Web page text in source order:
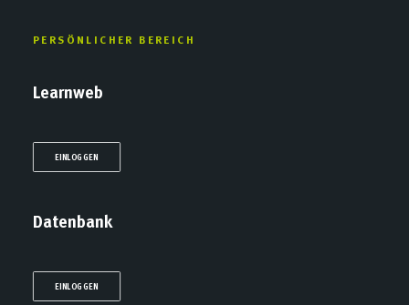
PERSÖNLICHER BEREICH
Learnweb
EINLOGGEN
Datenbank
EINLOGGEN